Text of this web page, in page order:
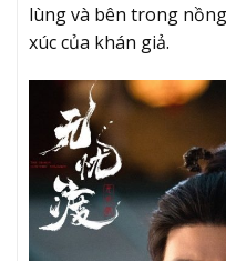
lùng và bên trong
xúc của khán giả.